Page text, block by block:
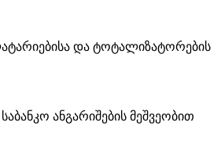
და ტოტალიზატორების
ანგარიშების მეშვეობით